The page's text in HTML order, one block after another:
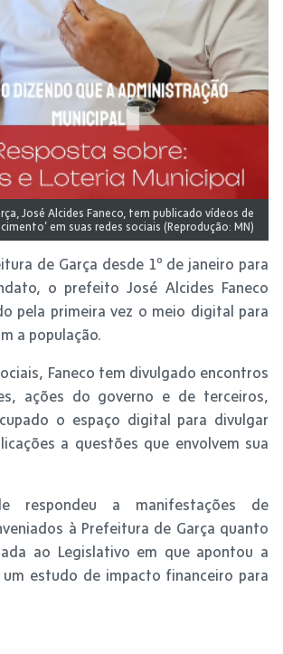
José Alcides Faneco, tem publicado vídeos de
em suas redes sociais (Reprodução: MN)
de Garça desde 1º de janeiro para
o prefeito José Alcides Faneco
pela primeira vez o meio digital para
a população.
Faneco tem divulgado encontros
ações do governo e de terceiros,
o espaço digital para divulgar
a questões que envolvem sua
respondeu a manifestações de
à Prefeitura de Garça quanto
ao Legislativo em que apontou a
um estudo de impacto financeiro para